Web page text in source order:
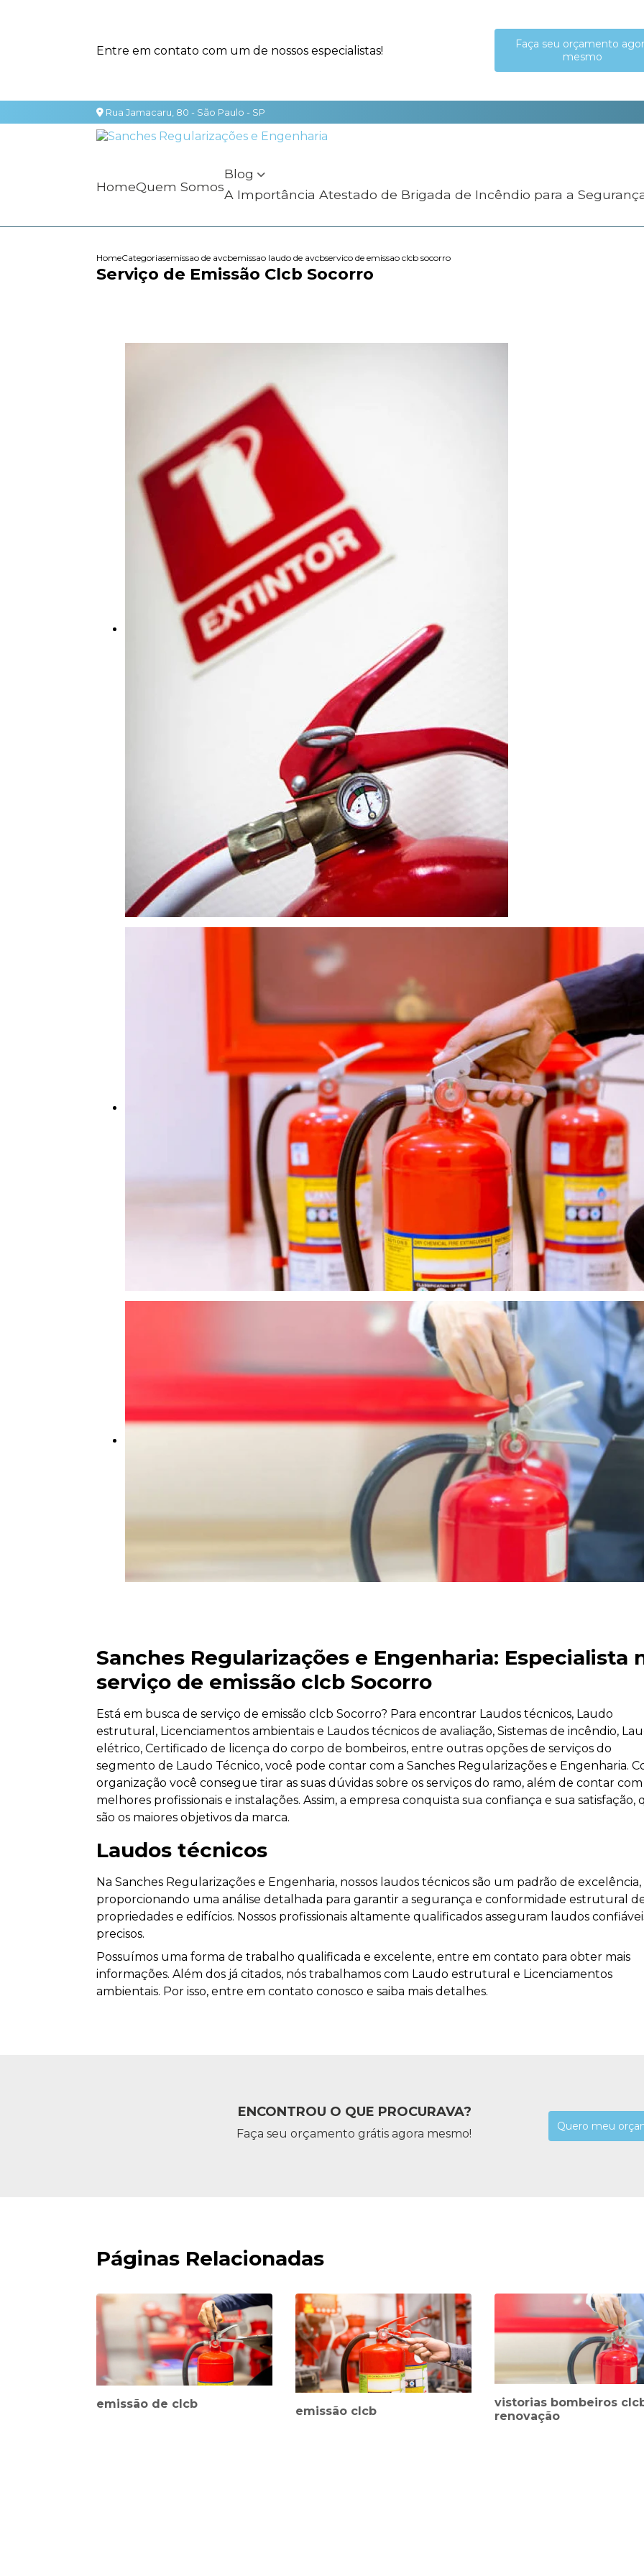
Entre em contato com um de nossos especialistas!
Faça seu orçamento
mesmo
Rua Jamacaru, 80 - São Paulo - SP
Home Quem Somos
Blog
A Importância Atestado de Brigada de Incêndio para a
HomeCategoriasemissao de avcbemissao laudo de avcbservico de emissao clcb socorro
Serviço de Emissão Clcb Socorro
Sanches Regularizações e Engenharia: Especialista
serviço de emissão clcb Socorro
Está em busca de serviço de emissão clcb Socorro? Para encontrar Laudos técnicos, Laudo
estrutural, Licenciamentos ambientais e Laudos técnicos de avaliação, Sistemas de incêndio,
elétrico, Certificado de licença do corpo de bombeiros, entre outras opções de serviços do
segmento de Laudo Técnico, você pode contar com a Sanches Regularizações e Engenharia.
organização você consegue tirar as suas dúvidas sobre os serviços do ramo, além de contar com
melhores profissionais e instalações. Assim, a empresa conquista sua confiança e sua satisfação,
são os maiores objetivos da marca.
Laudos técnicos
Na Sanches Regularizações e Engenharia, nossos laudos técnicos são um padrão de excelência,
proporcionando uma análise detalhada para garantir a segurança e conformidade estrutural
propriedades e edifícios. Nossos profissionais altamente qualificados asseguram laudos
precisos.
Possuímos uma forma de trabalho qualificada e excelente, entre em contato para obter mais
informações. Além dos já citados, nós trabalhamos com Laudo estrutural e Licenciamentos
ambientais. Por isso, entre em contato conosco e saiba mais detalhes.
ENCONTROU O QUE PROCURAVA?
Faça seu orçamento grátis agora mesmo!
Quero meu
Páginas Relacionadas
emissão de clcb
emissão clcb
vistorias bombeiros
renovação